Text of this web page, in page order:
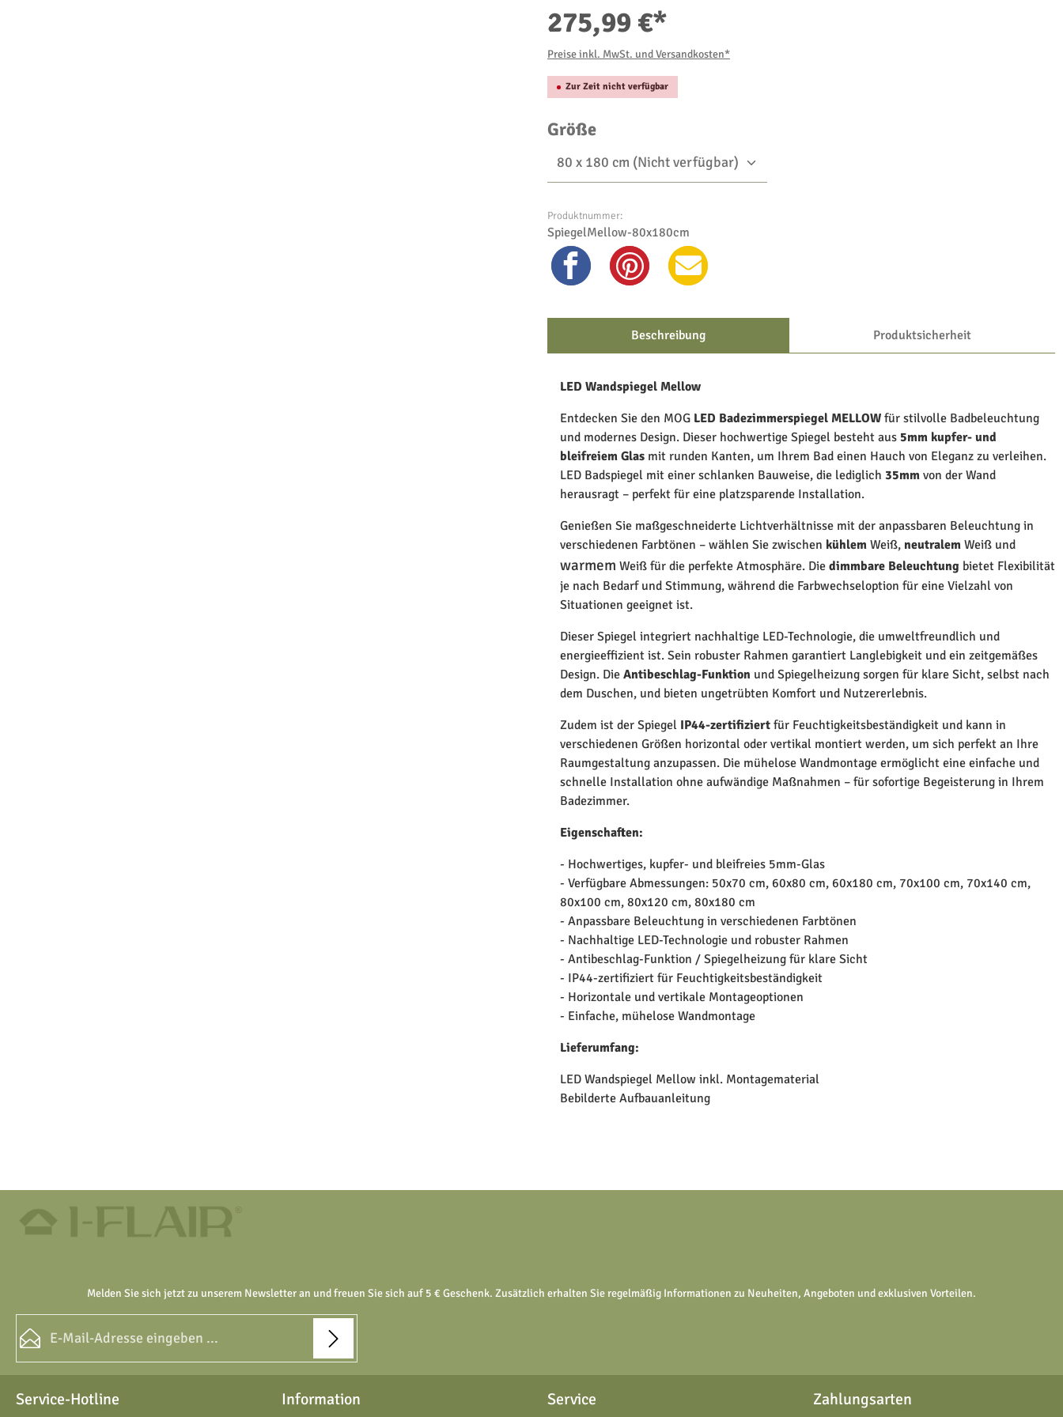
275,99 €*
Preise inkl. MwSt. und Versandkosten*
Zur Zeit nicht verfügbar
Größeauswählen
Produktnummer:
SpiegelMellow-80x180cm
Beschreibung Produktsicherheit
LED Wandspiegel Mellow
Entdecken Sie den MOG LED Badezimmerspiegel MELLOW für stilvolle Badbeleuchtung
und modernes Design. Dieser hochwertige Spiegel besteht aus 5mm kupfer- und
bleifreiem Glas mit runden Kanten, um Ihrem Bad einen Hauch von Eleganz zu verleihen.
LED Badspiegel mit einer schlanken Bauweise, die lediglich 35mm von der Wand
herausragt – perfekt für eine platzsparende Installation.
Genießen Sie maßgeschneiderte Lichtverhältnisse mit der anpassbaren Beleuchtung in
verschiedenen Farbtönen – wählen Sie zwischen kühlem Weiß, neutralem Weiß und
warmem Weiß für die perfekte Atmosphäre. Die dimmbare Beleuchtung bietet Flexibilität
je nach Bedarf und Stimmung, während die Farbwechseloption für eine Vielzahl von
Situationen geeignet ist.
Dieser Spiegel integriert nachhaltige LED-Technologie, die umweltfreundlich und
energieeffizient ist. Sein robuster Rahmen garantiert Langlebigkeit und ein zeitgemäßes
Design. Die Antibeschlag-Funktion und Spiegelheizung sorgen für klare Sicht, selbst nach
dem Duschen, und bieten ungetrübten Komfort und Nutzererlebnis.
Zudem ist der Spiegel IP44-zertifiziert für Feuchtigkeitsbeständigkeit und kann in
verschiedenen Größen horizontal oder vertikal montiert werden, um sich perfekt an Ihre
Raumgestaltung anzupassen. Die mühelose Wandmontage ermöglicht eine einfache und
schnelle Installation ohne aufwändige Maßnahmen – für sofortige Begeisterung in Ihrem
Badezimmer.
Eigenschaften:
- Hochwertiges, kupfer- und bleifreies 5mm-Glas
- Verfügbare Abmessungen: 50x70 cm, 60x80 cm, 60x180 cm, 70x100 cm, 70x140 cm,
80x100 cm, 80x120 cm, 80x180 cm
- Anpassbare Beleuchtung in verschiedenen Farbtönen
- Nachhaltige LED-Technologie und robuster Rahmen
- Antibeschlag-Funktion / Spiegelheizung für klare Sicht
- IP44-zertifiziert für Feuchtigkeitsbeständigkeit
- Horizontale und vertikale Montageoptionen
- Einfache, mühelose Wandmontage
Lieferumfang:
LED Wandspiegel Mellow inkl. Montagematerial
Bebilderte Aufbauanleitung
Melden Sie sich jetzt zu unserem Newsletter an und freuen Sie sich auf 5 € Geschenk. Zusätzlich erhalten Sie regelmäßig Informationen zu Neuheiten, Angeboten und exklusiven Vorteilen.
Datenschutz
Ich habe dieDatenschutzbestimmungen
zur Kenntnis
Die mit einem Stern (*) markierten Felder sind Pflichtfelder.
Service-Hotline Information Service Zahlungsarten